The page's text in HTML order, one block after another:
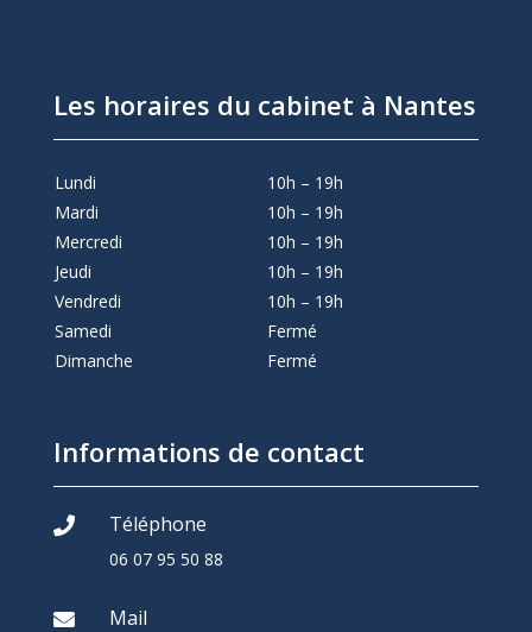
Les horaires du cabinet à Nantes
Lundi
10h – 19h
Mardi
10h – 19h
Mercredi
10h – 19h
Jeudi
10h – 19h
Vendredi
10h – 19h
Samedi
Fermé
Dimanche
Fermé
Informations de contact
 Téléphone
06 07 95 50 88
 Mail